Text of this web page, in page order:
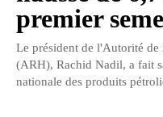
premier
Le président de l'Autorité
(ARH), Rachid Nadil, a fait
nationale des produits